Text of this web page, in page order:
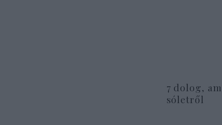
7 dolog,
sóletről